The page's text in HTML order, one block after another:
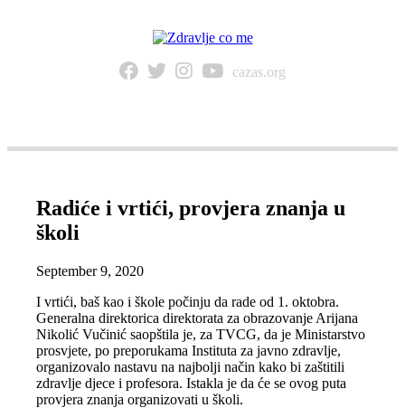
cazas.org
Radiće i vrtići, provjera znanja u
školi
September 9, 2020
I vrtići, baš kao i škole počinju da rade od 1. oktobra.
Generalna direktorica direktorata za obrazovanje Arijana
Nikolić Vučinić saopštila je, za TVCG, da je Ministarstvo
prosvjete, po preporukama Instituta za javno zdravlje,
organizovalo nastavu na najbolji način kako bi zaštitili
zdravlje djece i profesora. Istakla je da će se ovog puta
provjera znanja organizovati u školi.